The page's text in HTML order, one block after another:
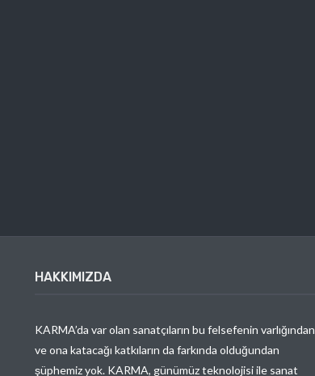
HAKKIMIZDA
KARMA’da var olan sanatçıların bu felsefenin varlığından
ve ona katacağı katkıların da farkında olduğundan
şüphemiz yok. KARMA, günümüz teknolojisi ile sanat